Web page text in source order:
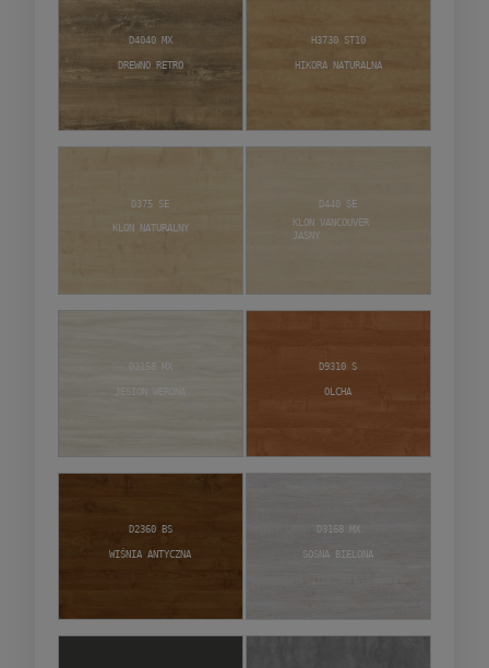
Drewno retro
D4040 MX
Hikora naturalna
H3730 ST10
Klon naturalny
D375 SE
Klon Vancouver
jasny
D440 SE
Jesion Werona
D3158 MX
Olcha
D9310 S
Wiśnia Antyczna
D2360 BS
Sosna Bielona
D3168 MX